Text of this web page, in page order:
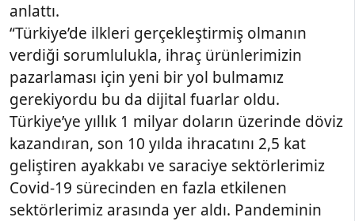
anlattı.
“Türkiye’de ilkleri gerçekleştirmiş olmanın
verdiği sorumlulukla, ihraç ürünlerimizin
pazarlaması için yeni bir yol bulmamız
gerekiyordu bu da dijital fuarlar oldu.
Türkiye’ye yıllık 1 milyar doların üzerinde döviz
kazandıran, son 10 yılda ihracatını 2,5 kat
geliştiren ayakkabı ve saraciye sektörlerimiz
Covid-19 sürecinden en fazla etkilenen
sektörlerimiz arasında yer aldı. Pandeminin